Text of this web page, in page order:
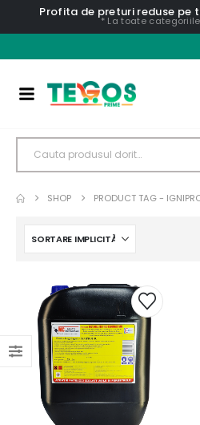
Profita de preturi reduse pe
* La toate
SHOP PRODUCT TAG -